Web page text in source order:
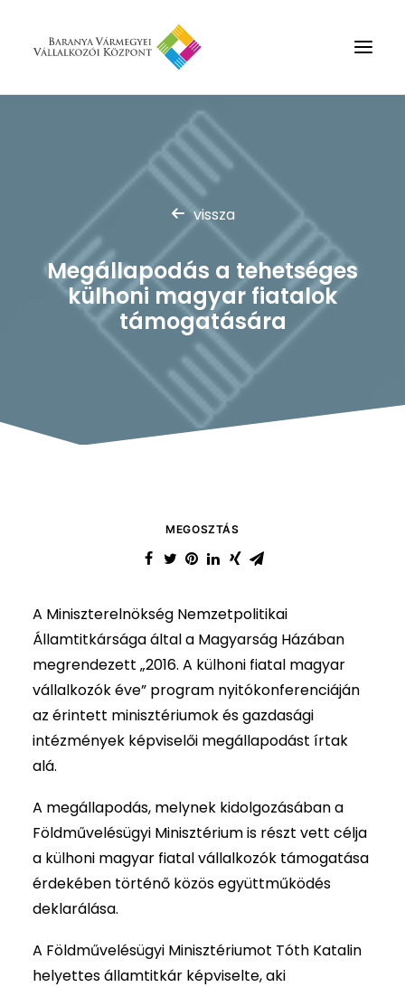
Rólunk
Szolgáltatások
Hírek
Partnerek
Kapcsolat
Keresés
vissza
Megállapodás a tehetséges
külhoni magyar fiatalok
támogatására
MEGOSZTÁS
A Miniszterelnökség Nemzetpolitikai
Államtitkársága által a Magyarság Házában
megrendezett „2016. A külhoni fiatal magyar
vállalkozók éve” program nyitókonferenciáján
az érintett minisztériumok és gazdasági
intézmények képviselői megállapodást írtak
alá.
A megállapodás, melynek kidolgozásában a
Földművelésügyi Minisztérium is részt vett célja
a külhoni magyar fiatal vállalkozók támogatása
érdekében történő közös együttműködés
deklarálása.
A Földművelésügyi Minisztériumot Tóth Katalin
helyettes államtitkár képviselte, aki